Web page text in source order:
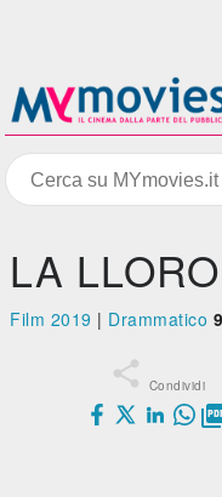
LA
Film 2019 | Drammatico
 Condividi